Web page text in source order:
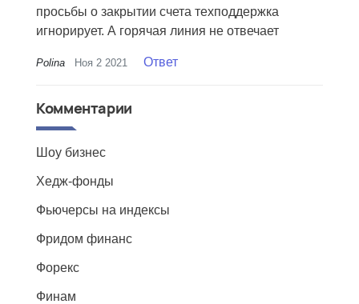
просьбы о закрытии счета техподдержка
игнорирует. А горячая линия не отвечает
Polina Ноя 2 2021 Ответ
Комментарии
Шоу бизнес
Хедж-фонды
Фьючерсы на индексы
Фридом финанс
Форекс
Финам